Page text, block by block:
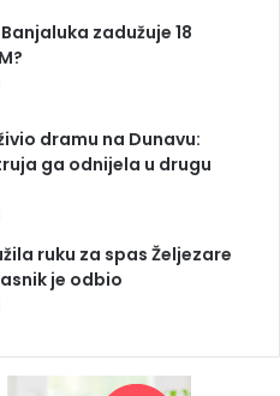
zadužuje 18
dramu na Dunavu:
ga odnijela u drugu
ruku za spas Željezare
je odbio